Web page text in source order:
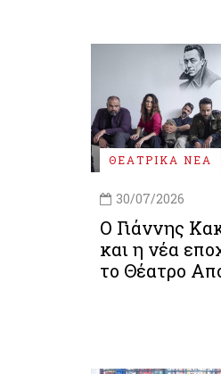
ΘΕΑΤΡΙΚΑ ΝΕΑ
30/07/2026
Ο Γιάννης
και η νέα
το Θέατρο